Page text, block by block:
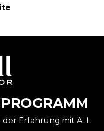
Erfahrung mit ALL